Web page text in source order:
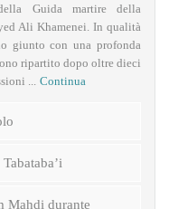
Guida martire della
Ali Khamenei. In qualità
giunto con una profonda
ripartito dopo oltre dieci
...
Continua
Mahdi durante